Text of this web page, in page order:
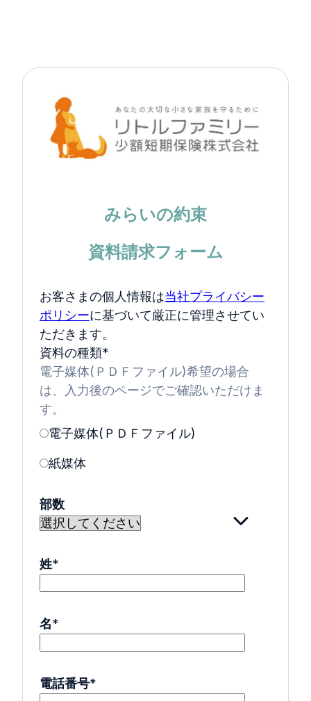
みらいの約束
資料請求フォーム
お客さまの個人情報は当社プライバシー
ポリシーに基づいて厳正に管理させてい
ただきます。
資料の種類*
電子媒体(ＰＤＦファイル)希望の場合
は、入力後のページでご確認いただけま
す。
電子媒体(ＰＤＦファイル)
紙媒体
部数
姓*
名*
電話番号*